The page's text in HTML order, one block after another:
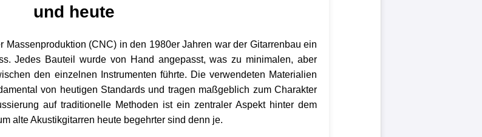
und heute
Massenproduktion (CNC) in den 1980er Jahren war der Gitarrenbau ein
Jedes Bauteil wurde von Hand angepasst, was zu minimalen, aber
den einzelnen Instrumenten führte. Die verwendeten Materialien
von heutigen Standards und tragen maßgeblich zum Charakter
auf traditionelle Methoden ist ein zentraler Aspekt hinter dem
alte Akustikgitarren heute begehrter sind denn je.